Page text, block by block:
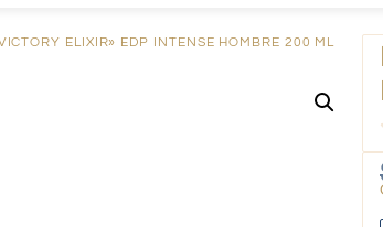
ELIXIR» EDP INTENSE HOMBRE 200 ML